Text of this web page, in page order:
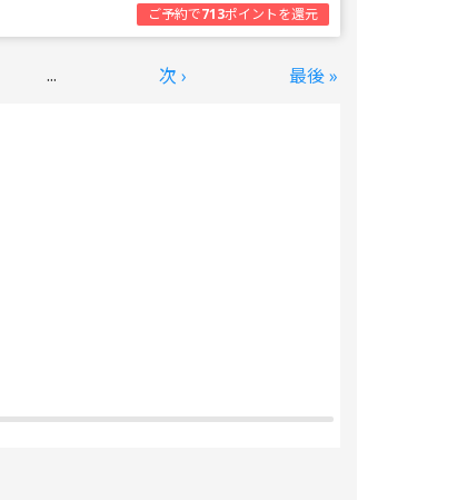
ご予約で713ポイントを還元
... 次 › 最後 »